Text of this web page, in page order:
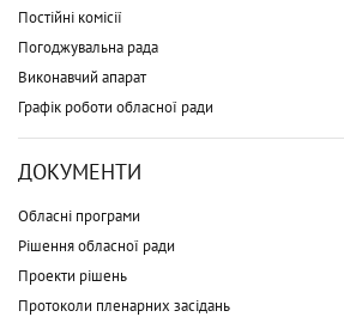
Постійні комісії
Погоджувальна рада
Виконавчий апарат
Графік роботи обласної ради
ДОКУМЕНТИ
Обласні програми
Рішення обласної ради
Проекти рішень
Протоколи пленарних засідань